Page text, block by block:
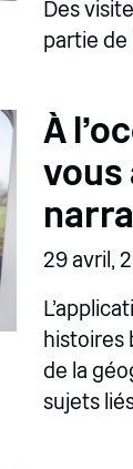
Des
partie
À
vous
29 avril,
histoires
de la
sujets